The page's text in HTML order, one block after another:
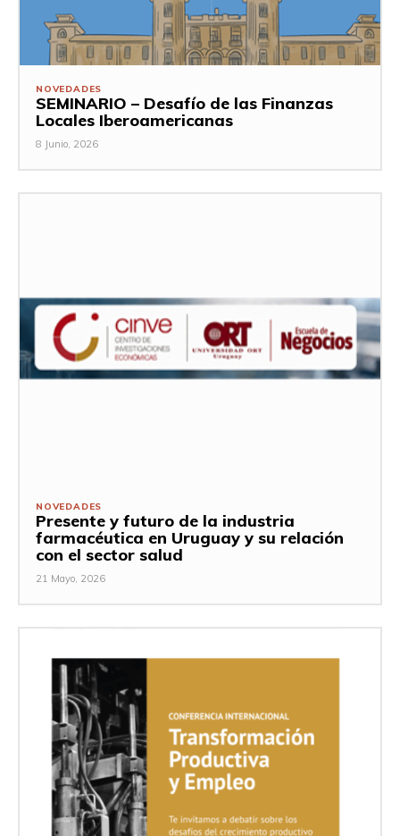
NOVEDADES
SEMINARIO – Desafío de las Finanzas
Locales Iberoamericanas
8 Junio, 2026
NOVEDADES
Presente y futuro de la industria
farmacéutica en Uruguay y su relación
con el sector salud
21 Mayo, 2026